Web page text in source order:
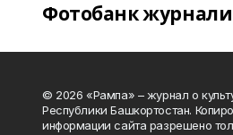
Фотобанк
© 2026 «Рампа» – журнал о
Республики Башкортостан.
информации сайта разрешено